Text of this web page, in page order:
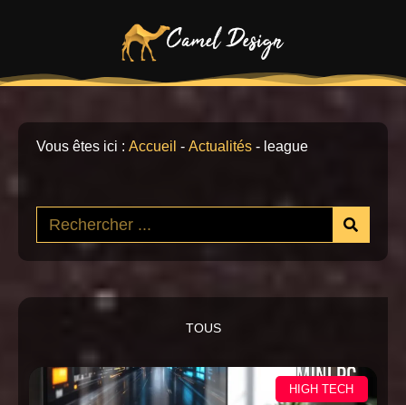
Vous êtes ici : Accueil - Actualités - league
TOUS
HIGH TECH